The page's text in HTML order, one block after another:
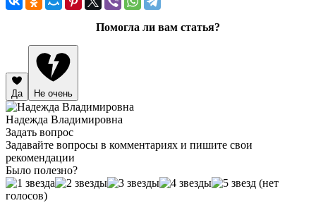
Помогла ли вам статья?
Да Не очень
Надежда Владимировна
Задать вопрос
Задавайте вопросы в комментариях и пишите свои
рекомендации
Было полезно?
(нет
голосов)